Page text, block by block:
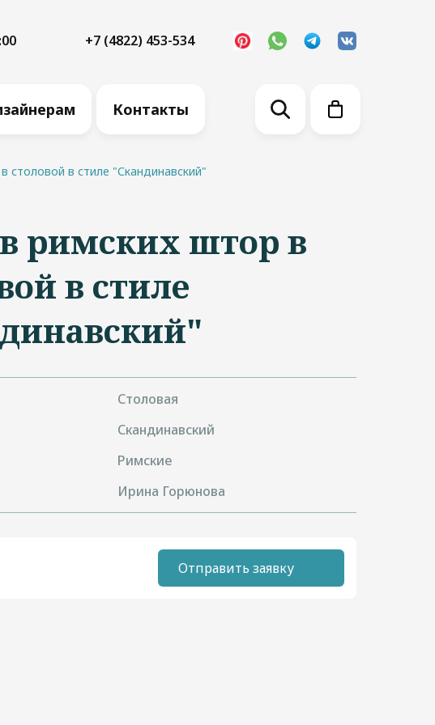
+7 (4822) 453-534
Контакты
столовой в стиле "Скандинавский"
римских штор в
в стиле
Столовая
Скандинавский
Римские
Ирина Горюнова
Отправить заявку